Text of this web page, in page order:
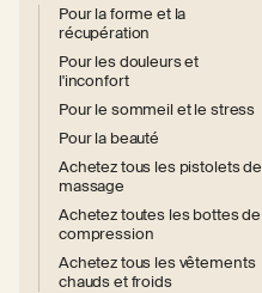
Pour la forme et la
récupération
Pour les douleurs et
l'inconfort
Pour le sommeil et le stress
Pour la beauté
Achetez tous les pistolets de
massage
Achetez toutes les bottes de
compression
Achetez tous les vêtements
chauds et froids